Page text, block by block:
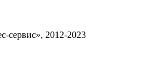
2012-2023